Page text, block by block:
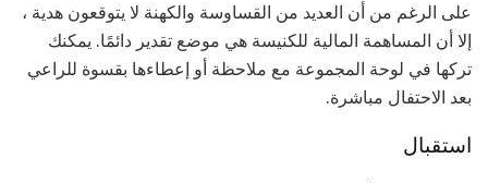
على الرغم من أن العديد من القساوسة والكهنة لا يتوقعون هدية ،
إلا أن المساهمة المالية للكنيسة هي موضع تقدير دائمًا. يمكنك
تركها في لوحة المجموعة مع ملاحظة أو إعطاءها بقسوة للراعي
بعد الاحتفال مباشرة.
استقبال